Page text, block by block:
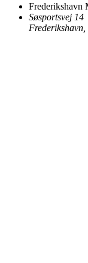
Frederikshavn
Søsportsvej 14
Frederikshavn